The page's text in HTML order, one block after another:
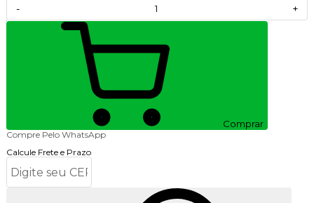
- +
Comprar
Compre Pelo WhatsApp
Calcule Frete e Prazo